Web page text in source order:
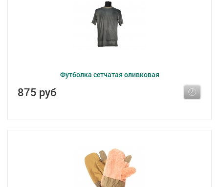
Футболка сетчатая оливковая
875 руб